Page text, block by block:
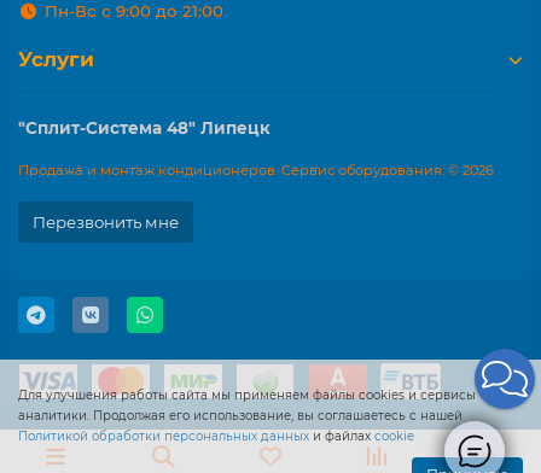
Для улучшения работы сайта мы применяем файлы cookies и сервисы
аналитики. Продолжая его использование, вы соглашаетесь с нашей
Политикой обработки персональных данных и файлах cookie
Пн-Вс с 9:00 до 21:00
Услуги
"Сплит-Система 48" Липецк
Продажа и монтаж кондиционеров. Сервис оборудования. © 2026
Перезвонить мне